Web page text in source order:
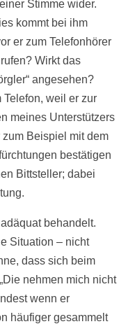
Stimme wider.
kommt bei ihm
er zum Telefonhörer
Wirkt das
angesehen?
Telefon, weil er zur
meines Unterstützers
zum Beispiel mit dem
bestätigen
Bittsteller; dabei
behandelt.
Situation – nicht
dass sich beim
nehmen mich nicht
wenn er
häufiger gesammelt